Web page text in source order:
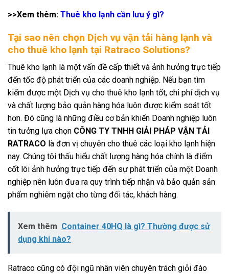
>>Xem thêm: Thuê kho lạnh cần lưu ý gì?
Tại sao nên chọn Dịch vụ vận tải hàng lạnh và
cho thuê kho lạnh tại Ratraco Solutions?
Thuê kho lạnh là một vấn đề cấp thiết và ảnh hưởng trực tiếp
đến tốc độ phát triển của các doanh nghiệp. Nếu bạn tìm
kiếm được một Dịch vụ cho thuê kho lạnh tốt, chi phí dịch vụ
và chất lượng bảo quản hàng hóa luôn được kiểm soát tốt
hơn. Đó cũng là những điều cơ bản khiến Doanh nghiệp luôn
tin tưởng lựa chọn CÔNG TY TNHH GIẢI PHÁP VẬN TẢI
RATRACO là đơn vị chuyên cho thuê các loại kho lạnh hiện
nay. Chúng tôi thấu hiểu chất lượng hàng hóa chính là điểm
cốt lõi ảnh hưởng trực tiếp đến sự phát triển của một Doanh
nghiệp nên luôn đưa ra quy trình tiếp nhận và bảo quản sản
phẩm nghiêm ngặt cho từng đối tác, khách hàng.
Xem thêm Container 40HQ là gì? Thường được sử
dụng khi nào?
Ratraco cũng có đội ngũ nhân viên chuyên trách giỏi đào